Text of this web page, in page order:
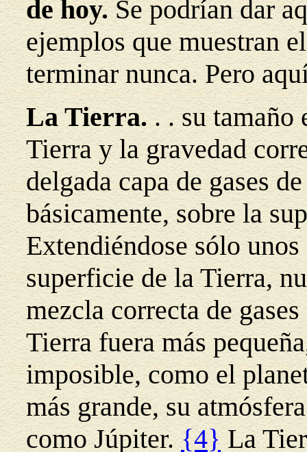
de hoy.Se podrían dar
ejemplos que muestran
terminar nunca. Pero
La Tierra. . . su tamaño
Tierra y la gravedad
delgada capa de gases
básicamente, sobre la
Extendiéndose sólo
superficie de la Tierra,
mezcla correcta de
Tierra fuera más
imposible, como el
más grande, su
como Júpiter. {4} La